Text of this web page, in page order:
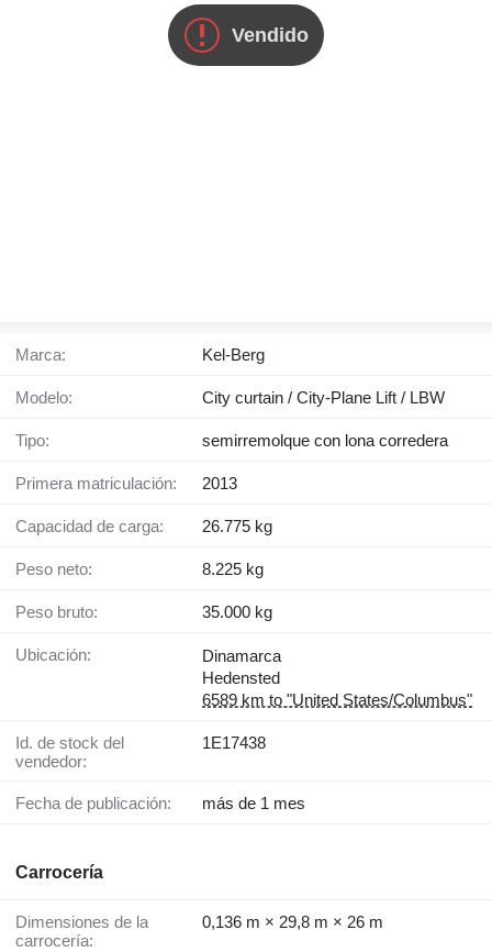
Vendido
Marca: Kel-Berg
Modelo: City curtain / City-Plane Lift / LBW
Tipo: semirremolque con lona corredera
Primera matriculación: 2013
Capacidad de carga: 26.775 kg
Peso neto: 8.225 kg
Peso bruto: 35.000 kg
Ubicación:
Dinamarca
Hedensted
6589 km to "United States/Columbus"
Id. de stock del
vendedor:
1E17438
Fecha de publicación: más de 1 mes
Carrocería
Dimensiones de la
carrocería:
0,136 m × 29,8 m × 26 m